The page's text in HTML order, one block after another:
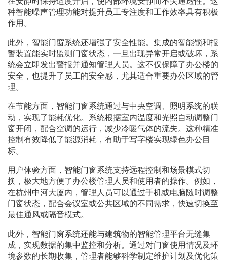
种智能噪声管理功能对提升员工专注度和工作效率具有积极
作用。
此外，智能门窗系统还增强了安全性能。集成的智能锁和报
警装置能实时监测门窗状态，一旦出现异常开启或破坏，系
统会立即发出警报并通知管理人员。这不仅保障了办公楼的
安全，也提升了员工的安全感，尤其适合重要办公区域的管
理。
在节能方面，智能门窗系统通过与中央空调、照明系统的联
动，实现了能耗优化。系统根据室内温度和光照自动调整门
窗开闭，配合空调的运行，减少冷暖气体的流失。这种精准
控制有效降低了能源消耗，有助于写字楼实现绿色办公目
标。
用户体验方面，智能门窗系统支持远程控制和场景模式切
换，极大地方便了办公楼管理人员和使用者的操作。例如，
在杭州中河大厦内，管理人员可以通过手机或电脑随时调整
门窗状态，配合会议室或公共区域的不同需求，快速切换至
最佳通风或隔音模式。
此外，智能门窗系统还能与建筑物的智能管理平台无缝集
成，实现数据的集中监控和分析。通过对门窗使用情况及环
境参数的长期收集，管理者能够科学制定维护计划及优化策